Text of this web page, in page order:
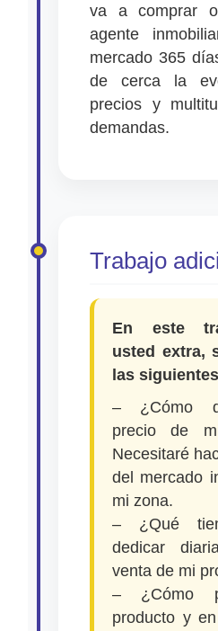
va a comprar
agente
mercado 365
de cerca la
precios y
demandas.
Trabajo
En este
usted extra,
las
– ¿Cómo
precio de
Necesitaré
del mercado
mi zona.
– ¿Qué
dedicar
venta de mi
– ¿Cómo
producto y